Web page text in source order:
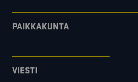
PAIKKAKUNTA
VIESTI